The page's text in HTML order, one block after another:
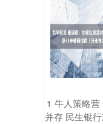
1 牛人策略营
并存 民生银